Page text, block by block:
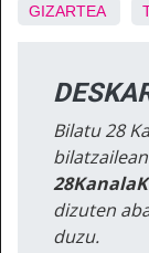
GIZARTEA
Bilatu 28
dizuten
duzu.